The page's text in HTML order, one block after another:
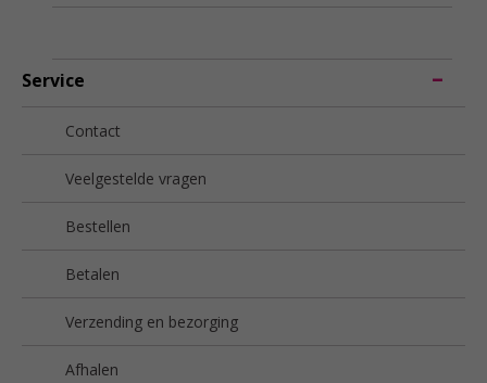
Service
Contact
Veelgestelde vragen
Bestellen
Betalen
Verzending en bezorging
Afhalen